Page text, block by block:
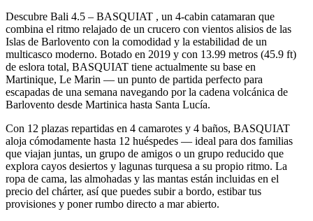
Descubre Bali 4.5 – BASQUIAT , un 4-cabin catamaran que
combina el ritmo relajado de un crucero con vientos alisios de las
Islas de Barlovento con la comodidad y la estabilidad de un
multicasco moderno. Botado en 2019 y con 13.99 metros (45.9 ft)
de eslora total, BASQUIAT tiene actualmente su base en
Martinique, Le Marin — un punto de partida perfecto para
escapadas de una semana navegando por la cadena volcánica de
Barlovento desde Martinica hasta Santa Lucía.
Con 12 plazas repartidas en 4 camarotes y 4 baños, BASQUIAT
aloja cómodamente hasta 12 huéspedes — ideal para dos familias
que viajan juntas, un grupo de amigos o un grupo reducido que
explora cayos desiertos y lagunas turquesa a su propio ritmo. La
ropa de cama, las almohadas y las mantas están incluidas en el
precio del chárter, así que puedes subir a bordo, estibar tus
provisiones y poner rumbo directo a mar abierto.